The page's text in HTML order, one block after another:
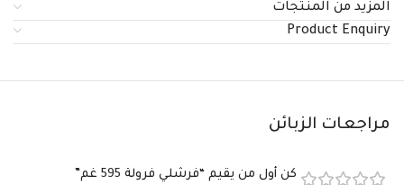
المزيد من المنتجات
Product Enquiry
مراجعات الزبائن
كن أول من يقيم “فرشلي فرولة 595 غم”